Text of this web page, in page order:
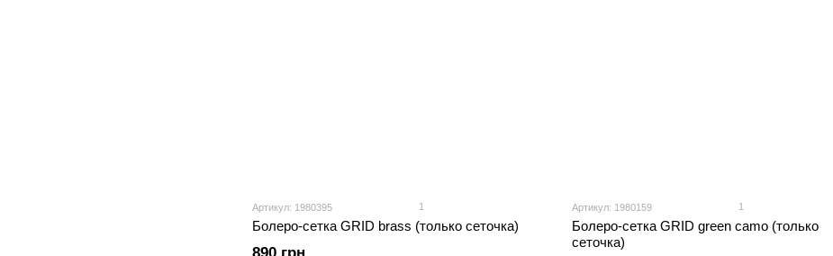
Артикул: 1980395 1
Болеро-сетка GRID brass (только сеточка)
Артикул: 1980159 1
Болеро-сетка GRID green camo (только
сеточка)